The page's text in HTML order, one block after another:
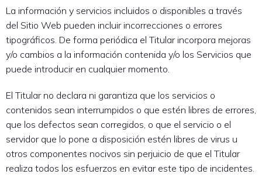
La información y servicios incluidos o disponibles a través
del Sitio Web pueden incluir incorrecciones o errores
tipográficos. De forma periódica el Titular incorpora mejoras
y/o cambios a la información contenida y/o los Servicios que
puede introducir en cualquier momento.
El Titular no declara ni garantiza que los servicios o
contenidos sean interrumpidos o que estén libres de errores,
que los defectos sean corregidos, o que el servicio o el
servidor que lo pone a disposición estén libres de virus u
otros componentes nocivos sin perjuicio de que el Titular
realiza todos los esfuerzos en evitar este tipo de incidentes.